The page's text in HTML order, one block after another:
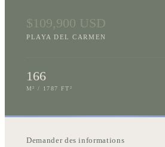
$109,900 USD
PLAYA DEL CARMEN
166
M² / 1787 FT²
Demander des informations